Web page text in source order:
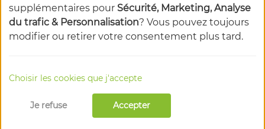
supplémentaires pour Sécurité, Marketing, Analyse
du trafic & Personnalisation? Vous pouvez toujours
modifier ou retirer votre consentement plus tard.
Choisir les cookies que j'accepte
Je refuse Accepter